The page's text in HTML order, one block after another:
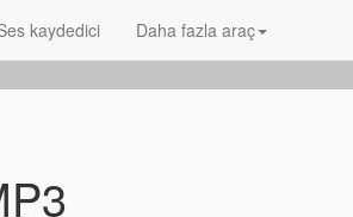
kaydedici Daha fazla araç